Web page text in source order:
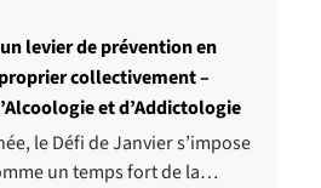
levier de prévention en
collectivement –
et d’Addictologie
le Défi de Janvier s’impose
un temps fort de la…